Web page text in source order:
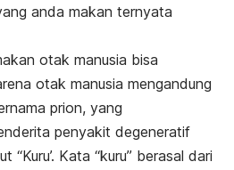
anda makan ternyata
otak manusia bisa
otak manusia mengandung
prion, yang
penyakit degeneratif
“Kuru’. Kata “kuru” berasal dari